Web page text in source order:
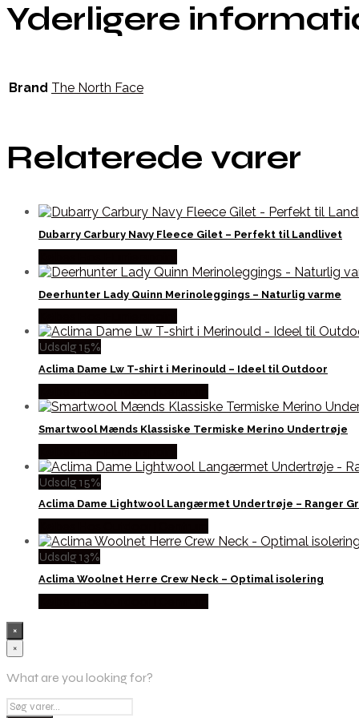
Yderligere
Brand The North Face
Relaterede varer
Dubarry Carbury Navy Fleece Gilet – Perfekt til Landlivet
Deerhunter Lady Quinn Merinoleggings – Naturlig varme
Udsalg 15%
Aclima Dame Lw T-shirt i Merinould – Ideel til Outdoor
Smartwool Mænds Klassiske Termiske Merino Undertrøje
Udsalg 15%
Aclima Dame Lightwool Langærmet Undertrøje – Ranger
Udsalg 13%
Aclima Woolnet Herre Crew Neck – Optimal isolering
×
×
What are you looking for?